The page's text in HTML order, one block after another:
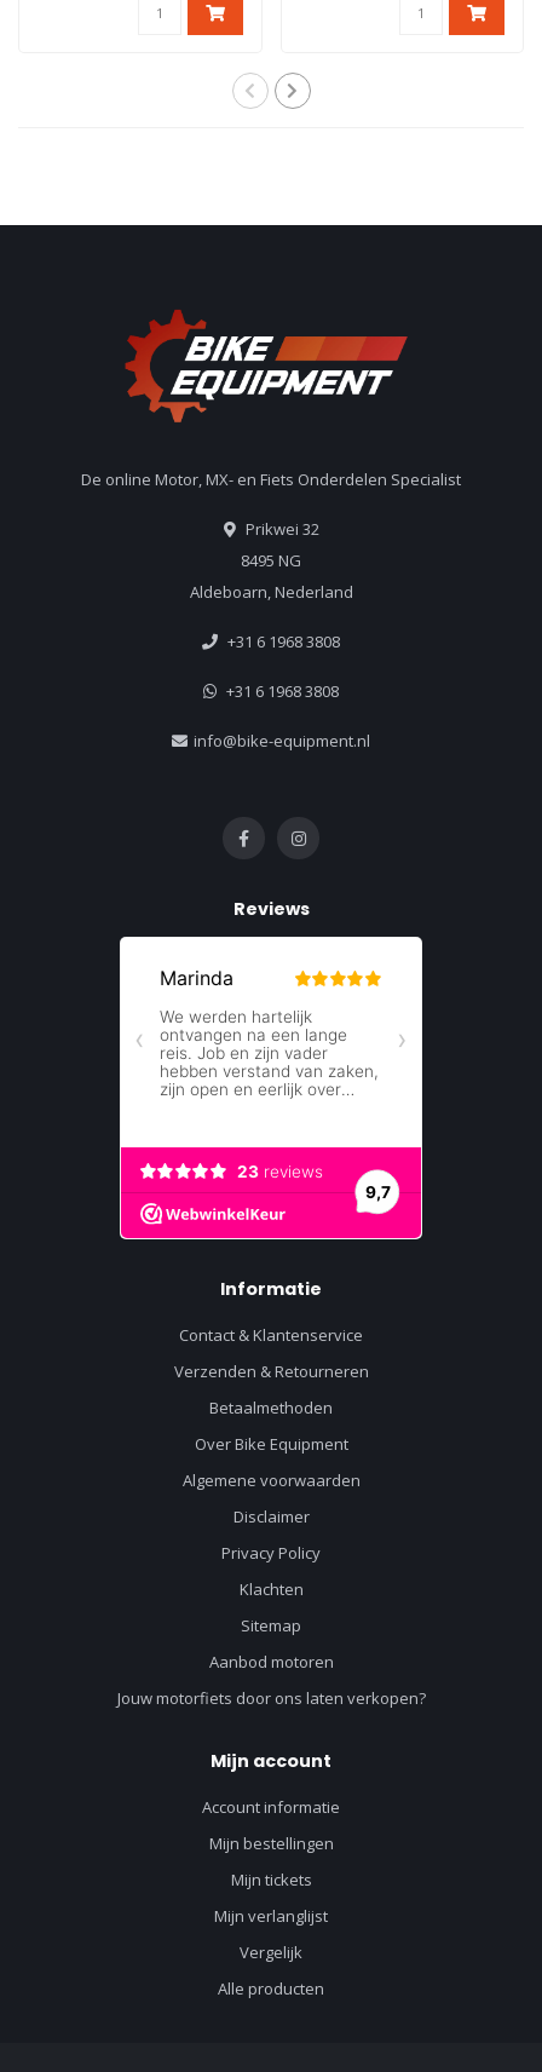
De online Motor, MX- en Fiets Onderdelen Specialist
Prikwei 32
8495 NG
Aldeboarn, Nederland
+31 6 1968 3808
+31 6 1968 3808
info@bike-equipment.nl
Reviews
Informatie
Contact & Klantenservice
Verzenden & Retourneren
Betaalmethoden
Over Bike Equipment
Algemene voorwaarden
Disclaimer
Privacy Policy
Klachten
Sitemap
Aanbod motoren
Jouw motorfiets door ons laten verkopen?
Mijn account
Account informatie
Mijn bestellingen
Mijn tickets
Mijn verlanglijst
Vergelijk
Alle producten